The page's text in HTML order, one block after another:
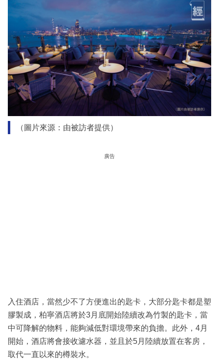
（圖片來源：由被訪者提供）
廣告
入住酒店，當然少不了方便進出的匙卡，大部分匙卡都是塑
膠製成，柏寧酒店將於3月底開始陸續改為竹製的匙卡，當
中可降解的物料，能夠減低對環境帶來的負擔。此外，4月
開始，酒店將會接收濾水器，並且於5月陸續放置在客房，
取代一直以來的樽裝水。